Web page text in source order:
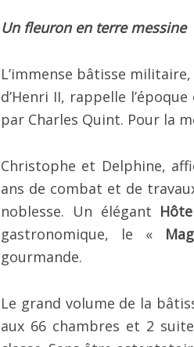
Un fleuron en terre messine
L’immense bâtisse
d’Henri II, rappelle
par Charles Quint. Pour la
Christophe et Delphine,
ans de combat et de
noblesse. Un élégant
gastronomique, le «
gourmande.
Le grand volume de la
aux 66 chambres et 2